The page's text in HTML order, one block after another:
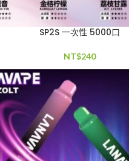
SP2S 一次性 5000口
NT$240